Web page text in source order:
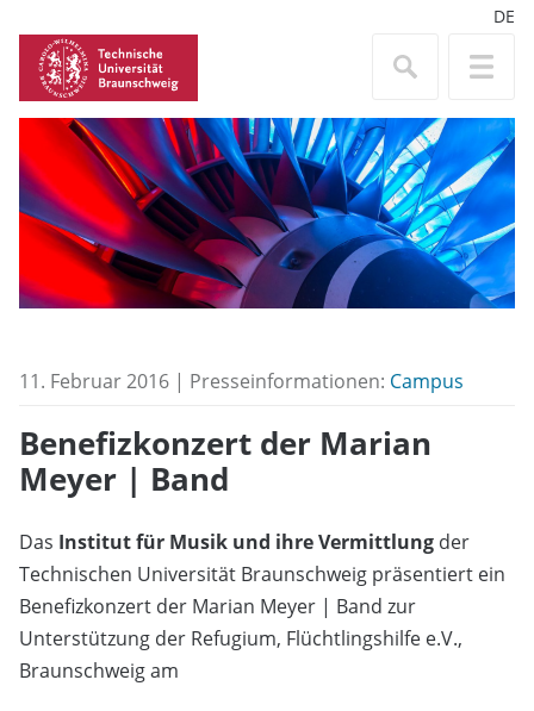
DE
11. Februar 2016 | Presseinformationen: Campus
Benefizkonzert der Marian
Meyer | Band
Das Institut für Musik und ihre Vermittlung der
Technischen Universität Braunschweig präsentiert ein
Benefizkonzert der Marian Meyer | Band zur
Unterstützung der Refugium, Flüchtlingshilfe e.V.,
Braunschweig am